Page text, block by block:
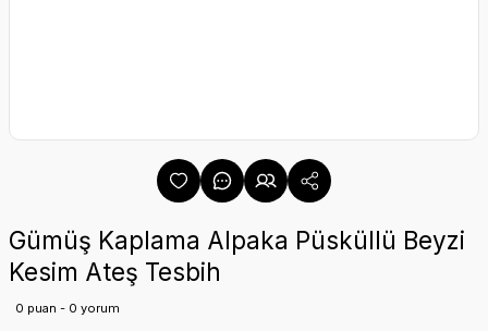
Gümüş Kaplama Alpaka Püsküllü Beyzi
Kesim Ateş Tesbih
0 puan - 0 yorum